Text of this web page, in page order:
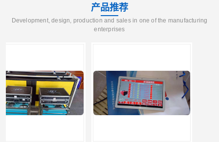
产品推荐
Development, design, production and sales in one of the manufacturing
enterprises